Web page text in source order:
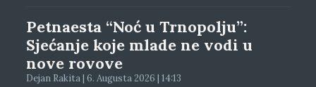
Petnaesta “Noć u Trnopolju”:
Sjećanje koje mlade ne vodi u
nove rovove
Dejan Rakita | 6. Augusta 2026 | 14:13